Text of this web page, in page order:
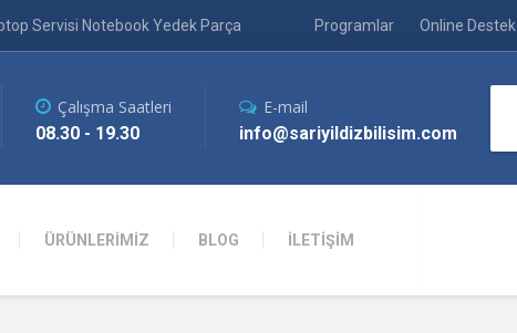
Servisi Notebook Yedek Parça Programlar Online Destek
ÜRÜNLERİMİZ BLOG İLETİŞİM
Çalışma Saatleri
08.30 - 19.30
E-mail
info@sariyildizbilisim.com